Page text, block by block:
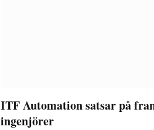
ITF Automation satsar på
ingenjörer